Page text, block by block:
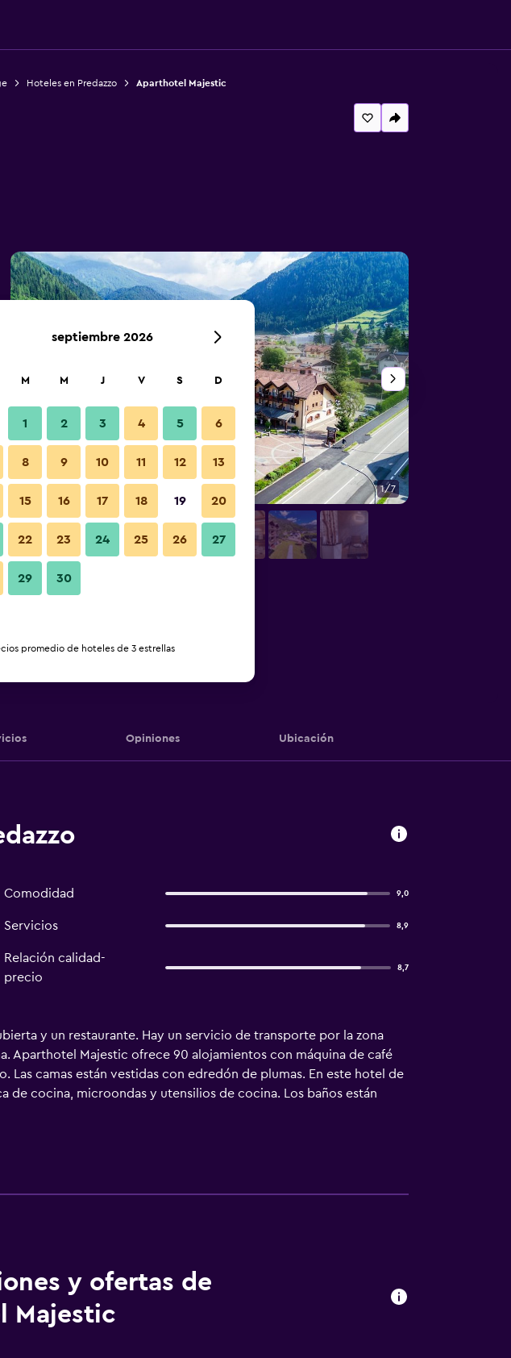
Hoteles en Predazzo Aparthotel Majestic
Vista del exterior 1/7
Fotos
Opiniones Ubicación
Comodidad 9,0
Servicios 8,9
Relación calidad-
precio
8,7
y un restaurante. Hay un servicio de transporte por la zona
Aparthotel Majestic ofrece 90 alojamientos con máquina de café
Las camas están vestidas con edredón de plumas. En este hotel de
cocina, microondas y utensilios de cocina. Los baños están
higiene personal gratuitos y secador de pelo. Se ofrece una
las personas de negocios incluyen escritorio y teléfono. Las
y ofertas de
Majestic
septiembre 2026
M M J V S D
1 2 3 4 5 6
8 9 10 11 12 13
15 16 17 18 19 20
22 23 24 25 26 27
29 30
promedio de hoteles de 3 estrellas